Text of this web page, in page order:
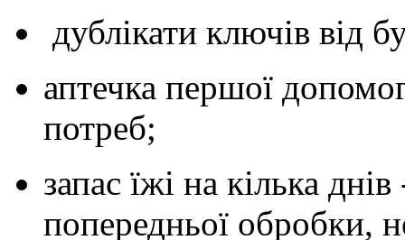
дублікати ключів від
аптечка першої
потреб;
запас їжі на кілька
попередньої обробки,